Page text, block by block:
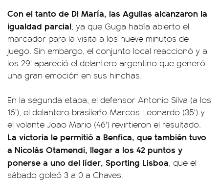
Con el tanto de Di María, las Aguilas alcanzaron la
igualdad parcial, ya que Guga había abierto el
marcador para la visita a los nueve minutos de
juego. Sin embargo, el conjunto local reaccionó y a
los 29' apareció el delantero argentino que generó
una gran emoción en sus hinchas.
En la segunda etapa, el defensor Antonio Silva (a los
16'), el delantero brasileño Marcos Leonardo (35') y
el volante Joao Mario (46') revirtieron el resultado.
La victoria le permitió a Benfica, que también tuvo
a Nicolás Otamendi, llegar a los 42 puntos y
ponerse a uno del líder, Sporting Lisboa, que el
sábado goleó 3 a 0 a Chaves.